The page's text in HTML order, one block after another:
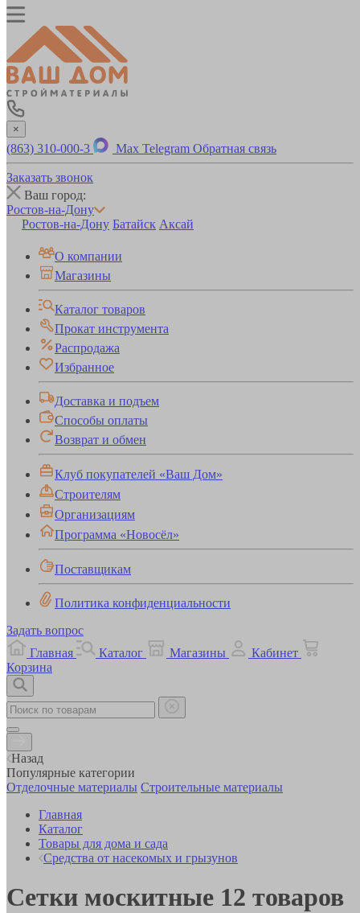
×
(863) 310-000-3 Max Telegram Обратная связь
Заказать звонок
Ваш город:
Ростов-на-Дону
Ростов-на-Дону Батайск Аксай
О компании
Магазины
Каталог товаров
Прокат инструмента
Распродажа
Избранное
Доставка и подъем
Способы оплаты
Возврат и обмен
Клуб покупателей «Ваш Дом»
Строителям
Организациям
Программа «Новосёл»
Поставщикам
Политика конфиденциальности
Задать вопрос
Главная
Каталог Магазины
Кабинет
Корзина
Назад
Популярные категории
Отделочные материалы Строительные материалы
Главная
Каталог
Товары для дома и сада
Средства от насекомых и грызунов
Сетки москитные 12 товаров